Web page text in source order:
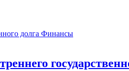
Финансы